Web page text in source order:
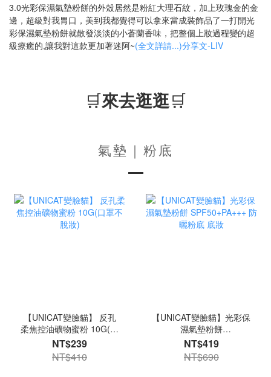
3.0光彩保濕氣墊粉餅的外殼居然是粉紅大理石紋，加上玫瑰金的金
邊，超級對我胃口，美到我都覺得可以拿來當成裝飾品了一打開光
彩保濕氣墊粉餅就散發淡淡的小蒼蘭香味，把整個上妝過程變的超
級療癒的,讓我對這款更加著迷阿~(全文詳請...)分享文-LIV
🛒來去逛逛🛒
氣墊｜粉底
【UNICAT變臉貓】 反孔
柔焦控油礦物蜜粉 10G(口
罩不脫妝)
NT$239
NT$410
【UNICAT變臉貓】光彩保
濕氣墊粉餅
SPF50+PA+++ 防曬粉底
底妝
NT$419
NT$690